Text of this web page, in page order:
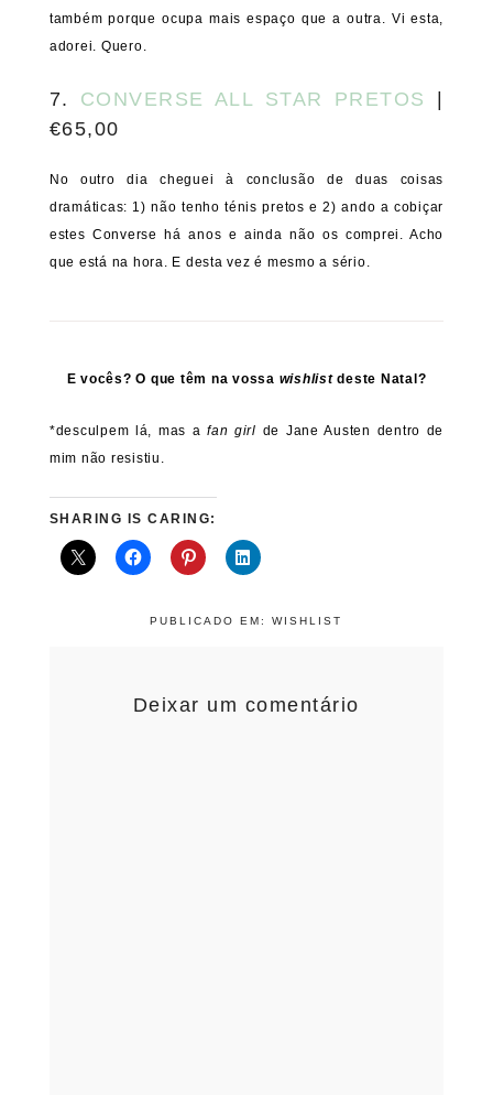
também porque ocupa mais espaço que a outra. Vi esta,
adorei. Quero.
7. CONVERSE ALL STAR PRETOS
|
€65,00
No outro dia cheguei à conclusão de duas coisas
dramáticas: 1) não tenho ténis pretos e 2) ando a cobiçar
estes Converse há anos e ainda não os comprei. Acho
que está na hora. E desta vez é mesmo a sério.
E vocês? O que têm na vossa wishlistdeste Natal?
*desculpem lá, mas afan girl de Jane Austen dentro de
mim não resistiu.
SHARING IS CARING:
PUBLICADO EM:WISHLIST
Deixar um comentário